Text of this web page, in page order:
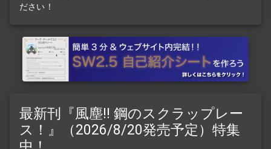
ださい！
最新刊『風塵!! 鋼のスクラップレー
ス！』（2026/8/20発売予定）特集